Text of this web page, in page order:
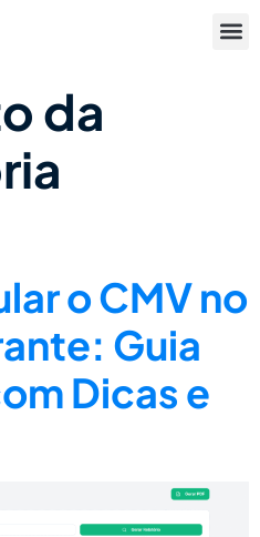
da
o CMV no
Guia
Dicas e